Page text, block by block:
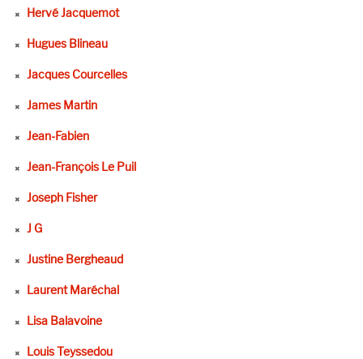
Hervé Jacquemot
Hugues Blineau
Jacques Courcelles
James Martin
Jean-Fabien
Jean-François Le Puil
Joseph Fisher
J G
Justine Bergheaud
Laurent Maréchal
Lisa Balavoine
Louis Teyssedou